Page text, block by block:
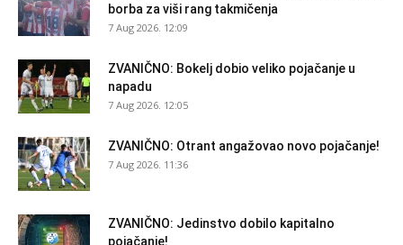
borba za viši rang takmičenja
7 Aug 2026. 12:09
ZVANIČNO: Bokelj dobio veliko pojačanje u
napadu
7 Aug 2026. 12:05
ZVANIČNO: Otrant angažovao novo pojačanje!
7 Aug 2026. 11:36
ZVANIČNO: Jedinstvo dobilo kapitalno
pojačanje!